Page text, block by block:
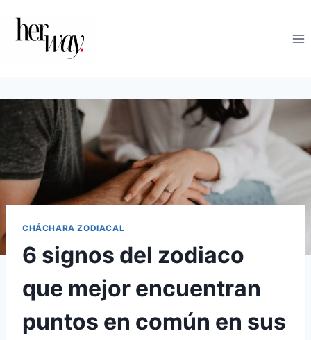
contenido
CHÁCHARA ZODIACAL
6 signos del zodiaco
que mejor encuentran
puntos en común en sus